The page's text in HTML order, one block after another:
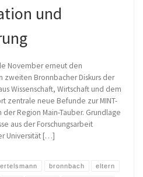
und
November erneut den
zweiten Bronnbacher Diskurs der
Wissenschaft, Wirtschaft und dem
zentrale neue Befunde zur MINT-
Region Main-Tauber. Grundlage
aus der Forschungsarbeit
Universität […]
bronnbach eltern